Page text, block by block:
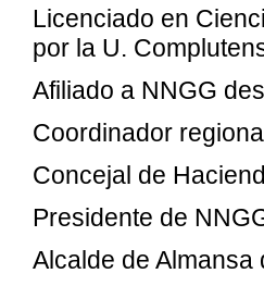
Licenciado en
por la U.
Afiliado a NNGG
Coordinador
Concejal de
Presidente de
Alcalde de Almansa